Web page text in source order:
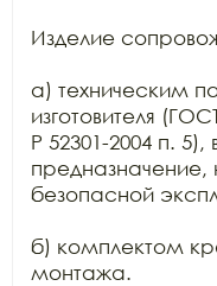
Изделие
а) техническим
изготовителя
Р 52301-2004 п.
предназначение,
безопасной
б) комплектом
монтажа.